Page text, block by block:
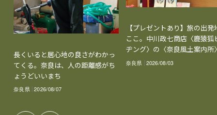
長くいると居心地の良さがわかっ
てくる。奈良は、人の距離感がち
ょうどいいまち
奈良県 2026/08/07
【プレゼントあり】旅の出発
ここ。中川政七商店〈鹿猿狐
ヂング〉の〈奈良風土案内所
奈良県 2026/08/03